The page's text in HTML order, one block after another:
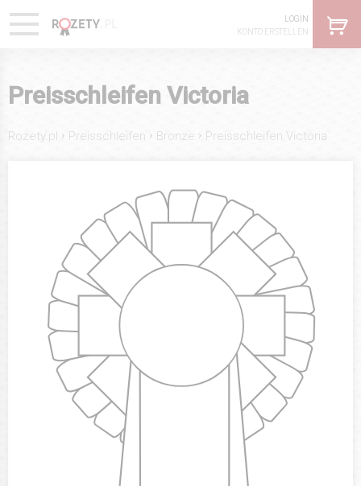
LOGIN
KONTO ERSTELLEN
Preisschleifen Victoria
Rozety.pl › Preisschleifen › Bronze › Preisschleifen Victoria